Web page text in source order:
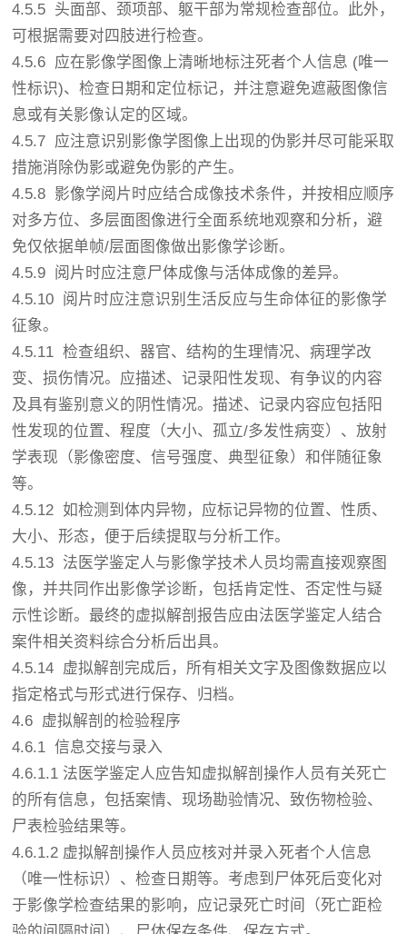
4.5.5 头面部、颈项部、躯干部为常规检查部位。此外，
可根据需要对四肢进行检查。
4.5.6 应在影像学图像上清晰地标注死者个人信息 (唯一
性标识)、检查日期和定位标记，并注意避免遮蔽图像信
息或有关影像认定的区域。
4.5.7 应注意识别影像学图像上出现的伪影并尽可能采取
措施消除伪影或避免伪影的产生。
4.5.8 影像学阅片时应结合成像技术条件，并按相应顺序
对多方位、多层面图像进行全面系统地观察和分析，避
免仅依据单帧/层面图像做出影像学诊断。
4.5.9 阅片时应注意尸体成像与活体成像的差异。
4.5.10 阅片时应注意识别生活反应与生命体征的影像学
征象。
4.5.11 检查组织、器官、结构的生理情况、病理学改
变、损伤情况。应描述、记录阳性发现、有争议的内容
及具有鉴别意义的阴性情况。描述、记录内容应包括阳
性发现的位置、程度（大小、孤立/多发性病变）、放射
学表现（影像密度、信号强度、典型征象）和伴随征象
等。
4.5.12 如检测到体内异物，应标记异物的位置、性质、
大小、形态，便于后续提取与分析工作。
4.5.13 法医学鉴定人与影像学技术人员均需直接观察图
像，并共同作出影像学诊断，包括肯定性、否定性与疑
示性诊断。最终的虚拟解剖报告应由法医学鉴定人结合
案件相关资料综合分析后出具。
4.5.14 虚拟解剖完成后，所有相关文字及图像数据应以
指定格式与形式进行保存、归档。
4.6 虚拟解剖的检验程序
4.6.1 信息交接与录入
4.6.1.1 法医学鉴定人应告知虚拟解剖操作人员有关死亡
的所有信息，包括案情、现场勘验情况、致伤物检验、
尸表检验结果等。
4.6.1.2 虚拟解剖操作人员应核对并录入死者个人信息
（唯一性标识）、检查日期等。考虑到尸体死后变化对
于影像学检查结果的影响，应记录死亡时间（死亡距检